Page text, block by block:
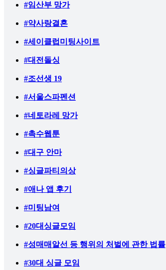
#임산부 망가
#약사랑결혼
#세이클럽미팅사이트
#대전돌싱
#조선생 19
#서울스파펜션
#네토라레 망가
#촉수웹툰
#대구 안마
#싱글파티의상
#애나 앱 후기
#미팅남여
#20대싱글모임
#성매매알선 등 행위의 처벌에 관한 법률
#30대 싱글 모임